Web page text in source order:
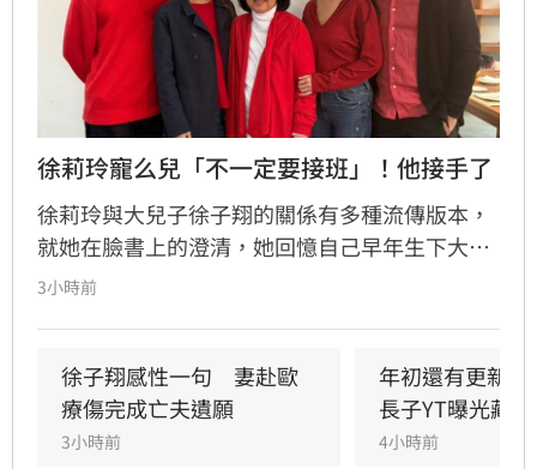
徐莉玲寵么兒「不一定要接班」！他接手了
徐莉玲與大兒子徐子翔的關係有多種流傳版本，
就她在臉書上的澄清，她回憶自己早年生下大兒
子徐子翔後就離婚，期間因孩子被移民美國的前
業，也開始了較頻繁的互動，不難想見這複雜的
身世，對於徐子翔的影響。
3小時前
徐子翔感性一句　妻赴歐
療傷完成亡夫遺願
3小時前
年初還有更新
長子YT曝光藏
4小時前